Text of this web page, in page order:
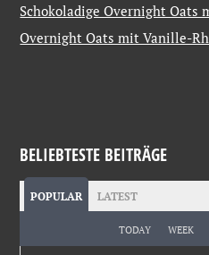
Schokoladige Overnight Oats
Overnight Oats mit Vanille-
BELIEBTESTE BEITRÄGE
POPULAR LATEST
TODAY WEEK